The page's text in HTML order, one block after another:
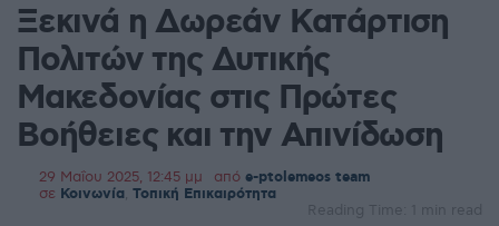
Ξεκινά η Δωρεάν Κατάρτιση
Πολιτών της Δυτικής
Μακεδονίας στις Πρώτες
Βοήθειες και την Απινίδωση
29 Μαΐου 2025, 12:45 μμ από e-ptolemeos team
σε Κοινωνία Τοπική Επικαιρότητα
Reading Time: 1 min read